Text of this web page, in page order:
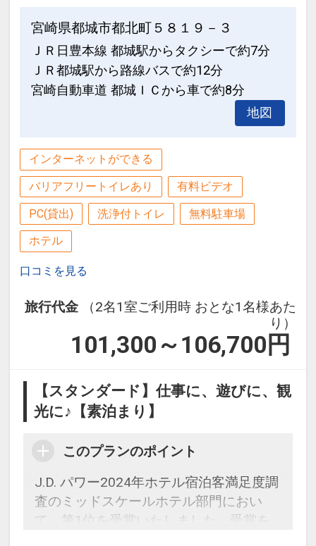
・2026/4/25～5/10、7/11～8/31、ダン
ロップトーナメント期間中、12/26～
2027/1/3、2月全日
■プラン限定特色■
添い寝宿泊代無料 ※ただし、4歳以上の
■オプション■ ～子育てパパ、ママもリ
ラックス～
バンヤンツリー・スパでリラックス！
※到着後のご予約の場合、リクエスト通
りにご案内できない場合がございますの
で、事前予約をおすすめいたします。
◆フェイシャルマッサージ 宿泊者専用割
引にて利用可能 ※詳細はお問い合わせく
ださい。
※割引適用除外日あり
詳細はバンヤンツリー・スパ TEL :
0985-21-1351 までお問い合わせくださ
◆抱っこ疲れを解消
バック（背中）＆ショルダー（肩）もし
くは、アーム（腕）45分間のマッサージ
※差額料金：大人、お子様共に追加なし
【選べるレストラン】日本料理「日向
海」
お料理：日向海会席料理（宿泊プラン専
予約可能時間：1）17:30～ 2）18:00～
3）20:00～ 4）20:30～
※差額料金：大人、お子様共に追加なし
【選べるレストラン】Ristorante ARCO
お料理：専用コース料理
定休日：なし
3）20:00～ 4）20:30～
お子様追加なし
【選べるレストラン】鉄板焼「ふかみ」
お料理：日南コース
定休日：なし
予約可能時間：1）17:30～ 2）18:00～
3）18:30～ 4）19:00～ 5）19:30～ 6）
20:00～ 7）20:30～
※差額料金：大人お一人様10，000円、
お子様お一人様1，750円
宮崎県都城市都北町５８１９－３
ＪＲ日豊本線 都城駅からタクシーで約7分
ＪＲ都城駅から路線バスで約12分
宮崎自動車道 都城ＩＣから車で約8分
地図
インターネットができる
バリアフリートイレあり 有料ビデオ
PC(貸出) 洗浄付トイレ 無料駐車場
ホテル
口コミを見る
旅行代金
（2名1室ご利用時 おとな1名様あた
り）
101,300～106,700 円
【スタンダード】仕事に、遊びに、観
光に♪【素泊まり】
このプランのポイント
J.D. パワー2024年ホテル宿泊客満足度調
査のミッドスケールホテル部門におい
て、第1位を受賞いたしました。受賞を